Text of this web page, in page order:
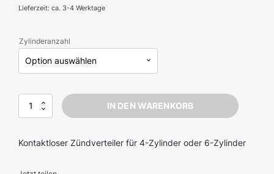
bis
Lieferzeit: ca. 3-4 Werktage
Zylinderanzahl
Zündverteiler
kontaktl.
IN DEN WARENKORB
Kontaktloser Zündverteiler für 4-Zylinder oder 6-Zylinder